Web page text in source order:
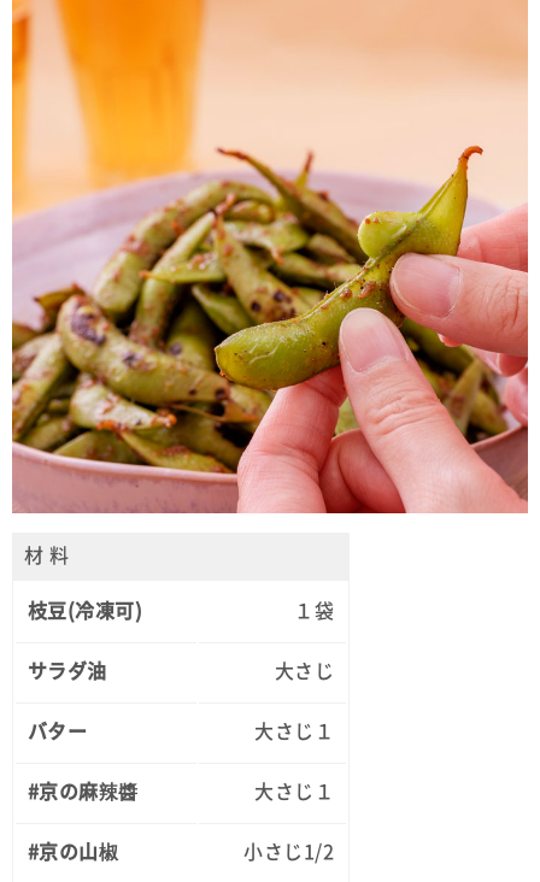
材 料
枝豆(冷凍可) １袋
サラダ油 大さじ
バター 大さじ１
#京の麻辣醬 大さじ１
#京の山椒 小さじ1/2